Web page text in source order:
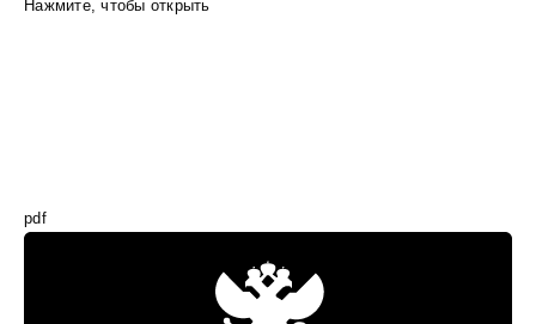
Нажмите, чтобы открыть
pdf